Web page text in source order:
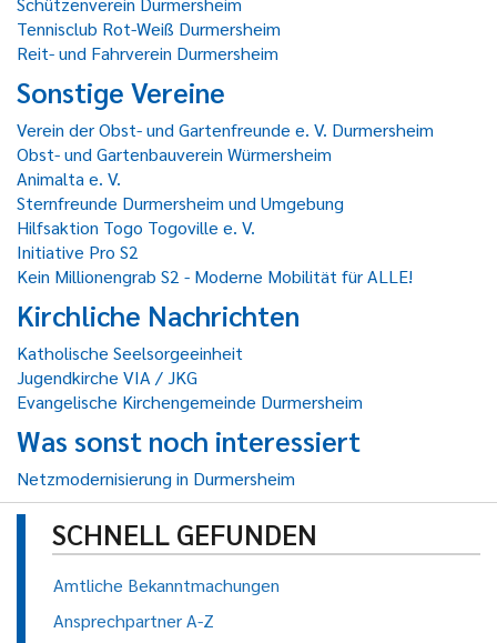
Tennisclub Rot-Weiß Durmersheim
Reit- und Fahrverein Durmersheim
Sonstige Vereine
Verein der Obst- und Gartenfreunde e. V. Durmersheim
Obst- und Gartenbauverein Würmersheim
Animalta e. V.
Sternfreunde Durmersheim und Umgebung
Hilfsaktion Togo Togoville e. V.
Initiative Pro S2
Kein Millionengrab S2 - Moderne Mobilität für ALLE!
Kirchliche Nachrichten
Katholische Seelsorgeeinheit
Jugendkirche VIA / JKG
Evangelische Kirchengemeinde Durmersheim
Was sonst noch interessiert
Netzmodernisierung in Durmersheim
SCHNELL GEFUNDEN
Amtliche Bekanntmachungen
Ansprechpartner A-Z